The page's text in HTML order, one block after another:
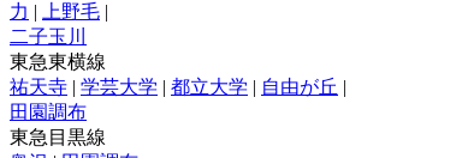
力 | 上野毛 |
二子玉川
東急東横線
祐天寺 | 学芸大学 | 都立大学 | 自由が丘 |
田園調布
東急目黒線